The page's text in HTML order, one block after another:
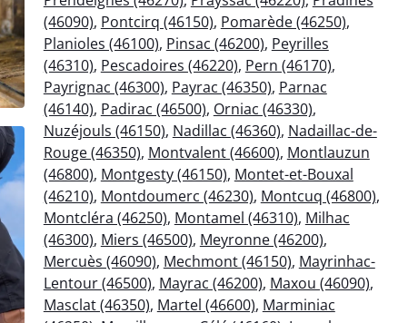
(46090), Pontcirq (46150), Pomarède (46250),
Planioles (46100), Pinsac (46200), Peyrilles
(46310), Pescadoires (46220), Pern (46170),
Payrignac (46300), Payrac (46350), Parnac
(46140), Padirac (46500), Orniac (46330),
Nuzéjouls (46150), Nadillac (46360), Nadaillac-de-
Rouge (46350), Montvalent (46600), Montlauzun
(46800), Montgesty (46150), Montet-et-Bouxal
(46210), Montdoumerc (46230), Montcuq (46800),
Montcléra (46250), Montamel (46310), Milhac
(46300), Miers (46500), Meyronne (46200),
Mercuès (46090), Mechmont (46150), Mayrinhac-
Lentour (46500), Mayrac (46200), Maxou (46090),
Masclat (46350), Martel (46600), Marminiac